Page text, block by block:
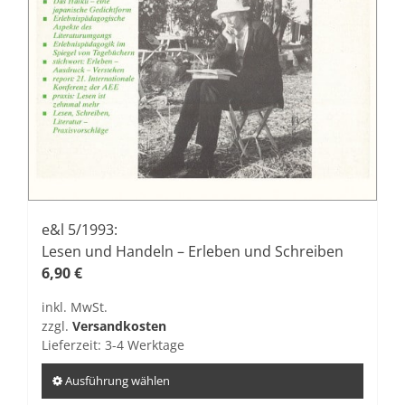
e&l 5/1993:
Lesen und Handeln – Erleben und Schreiben
6,90€
inkl. MwSt.
zzgl. Versandkosten
Lieferzeit: 3-4 Werktage
Ausführung wählen